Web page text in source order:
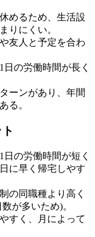
めるため、生活設
りにくい。
友人と予定を合わ
の労働時間が長く
ーンがあり、年間
る。
の労働時間が短く
に早く帰宅しやす
の同職種より高く
が多いため)。
すく、月によって